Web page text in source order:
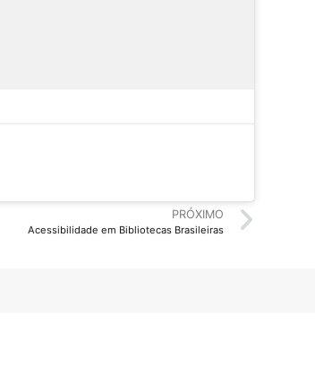
PRÓXIMO
Acessibilidade em Bibliotecas Brasileiras